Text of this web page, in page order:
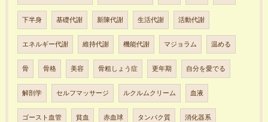
下半身 基礎代謝 新陳代謝 生活代謝 活動代謝
エネルギー代謝 維持代謝 機能代謝 マジョラム 温める
骨 骨格 美容 骨粗しょう症 更年期 自分を愛でる
解剖学 セルフマッサージ ルクルムクリーム 血液
ゴースト血管 貧血 赤血球 タンパク質 消化器系